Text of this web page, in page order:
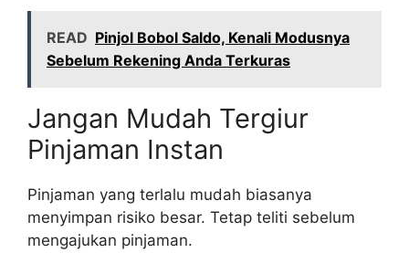
READ Pinjol Bobol Saldo, Kenali Modusnya
Sebelum Rekening Anda Terkuras
Jangan Mudah Tergiur
Pinjaman Instan
Pinjaman yang terlalu mudah biasanya
menyimpan risiko besar. Tetap teliti sebelum
mengajukan pinjaman.